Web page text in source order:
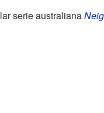
serie australiana